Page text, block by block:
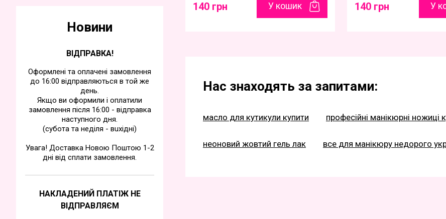
Новини
ВІДПРАВКА!
Оформлені та оплачені замовлення
до 16:00 відправляються в той же
день.
Якщо ви оформили і оплатили
замовлення після 16:00 - відправка
наступного дня.
(субота та недiля - вuхiднi)
Увага! Доставка Новою Поштою 1-2
дні від сплати замовлення.
НАКЛАДЕНИЙ ПЛАТІЖ НЕ
ВІДПРАВЛЯЄМ
140 грн У кошик 140 грн У
Нас знаходять за запитами:
масло для кутикули купити професійні манікюрні ножиці
неоновий жовтий гель лак все для манікюру недорого